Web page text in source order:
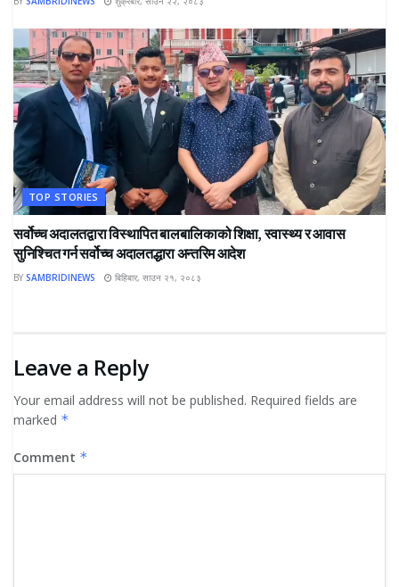
TOP STORIES
सर्वोच्च अदालतद्वारा विस्थापित बालबालिकाको शिक्षा, स्वास्थ्य र आवास
सुनिश्चित गर्न सर्वोच्च अदालतद्धारा अन्तरिम आदेश
BY SAMBRIDINEWS बिहिबार, साउन २१, २०८३
Leave a Reply
Your email address will not be published. Required fields are
marked *
Comment *